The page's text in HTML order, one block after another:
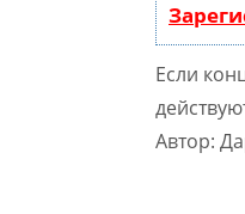
Если
Автор: